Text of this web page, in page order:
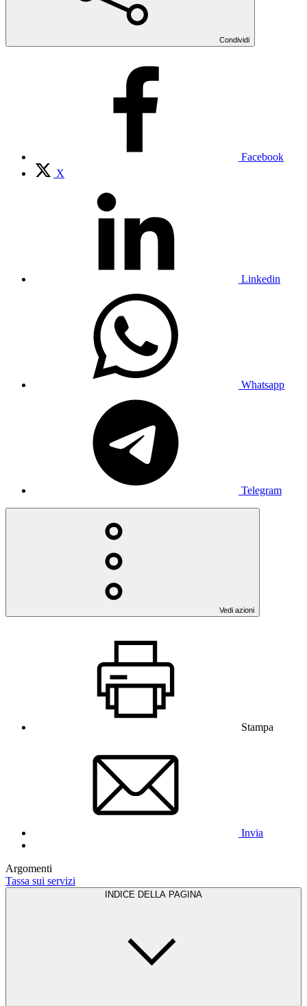
Condividi
Facebook
X
Linkedin
Whatsapp
Telegram
Vedi azioni
Stampa
Invia
Argomenti
Tassa sui servizi
INDICE DELLA PAGINA